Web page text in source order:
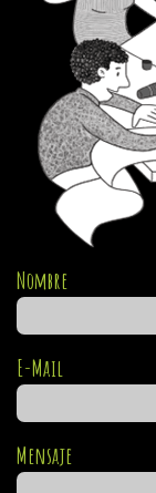
Nombre
E-Mail
Mensaje